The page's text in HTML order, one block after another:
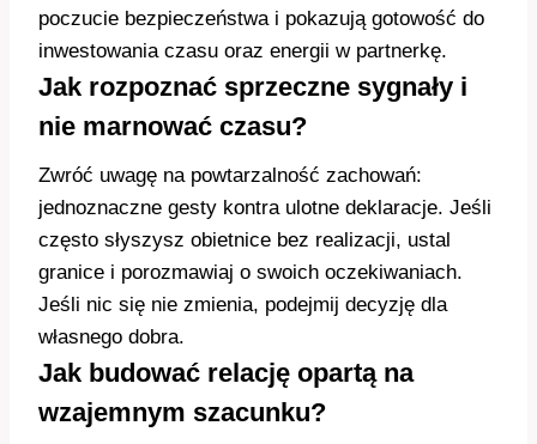
poczucie bezpieczeństwa i pokazują gotowość do
inwestowania czasu oraz energii w partnerkę.
Jak rozpoznać sprzeczne sygnały i
nie marnować czasu?
Zwróć uwagę na powtarzalność zachowań:
jednoznaczne gesty kontra ulotne deklaracje. Jeśli
często słyszysz obietnice bez realizacji, ustal
granice i porozmawiaj o swoich oczekiwaniach.
Jeśli nic się nie zmienia, podejmij decyzję dla
własnego dobra.
Jak budować relację opartą na
wzajemnym szacunku?